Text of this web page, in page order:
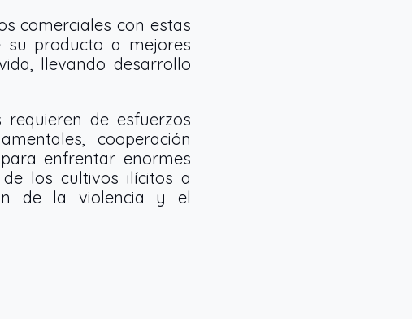
comerciales con estas
producto a mejores
llevando desarrollo
de esfuerzos
cooperación
enfrentar enormes
los cultivos ilícitos a
de la violencia y el